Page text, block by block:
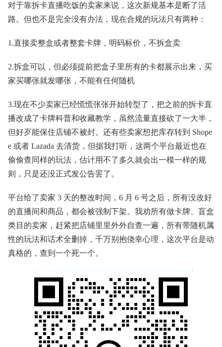
对于靠拆卡直播吃饭的卖家来说，这次新规基本是断了活
路。但也不是完全没有办法，现在合规的玩法只有两种：
1.直接卖整盒或者整套卡牌，明码标价，不拆盒卖
2.拆盒可以，但必须提前把盒子里所有的卡都展示出来，买
家买哪张就发哪张，不能有任何随机
3.现在不少卖家已经慌慌张张开始转型了，把之前的拆卡直
播改成了卡牌科普和收藏教学，虽然流量直接砍了一大半，
但好歹能保住店铺不被封。还有些卖家想把库存转到 Shope
e 或者 Lazada 去清货，但据我打听，这两个平台最近也在
偷偷查同样的玩法，估计用不了多久就会出一模一样的规
则，只是还没正式发公告罢了。
平台给了卖家 3 天的整改时间，6 月 6 号之后，所有没改好
的直播间和商品，都会被强制下架。我劝所有做卡牌、盲盒
类目的卖家，赶紧把店铺里里外外自查一遍，所有带随机属
性的玩法和话术全删掉，千万别抱侥幸心理，这次平台是动
真格的，查到一个死一个。